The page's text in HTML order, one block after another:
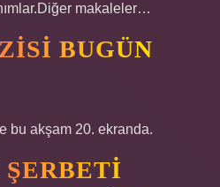
makaleler…
BUGÜN
bu akşam 20. ekranda.